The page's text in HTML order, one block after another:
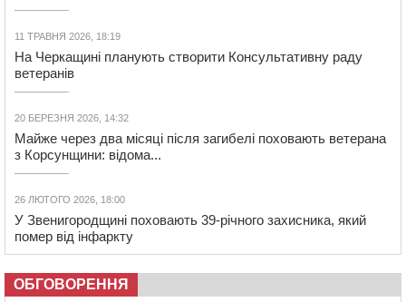
11 ТРАВНЯ 2026, 18:19
На Черкащині планують створити Консультативну раду
ветеранів
20 БЕРЕЗНЯ 2026, 14:32
Майже через два місяці після загибелі поховають ветерана
з Корсунщини: відома...
26 ЛЮТОГО 2026, 18:00
У Звенигородщині поховають 39-річного захисника, який
помер від інфаркту
ОБГОВОРЕННЯ